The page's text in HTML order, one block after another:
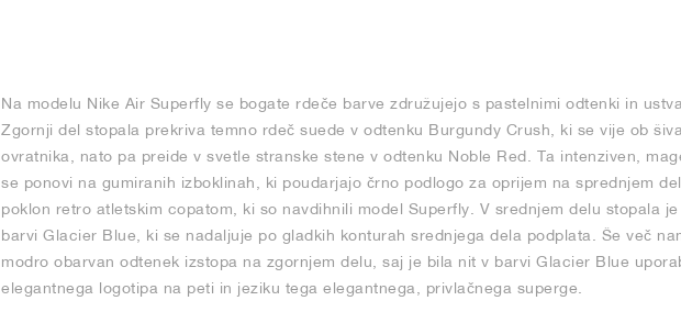
Na modelu Nike Air Superfly se bogate rdeče barve združujejo s pastelnimi odtenki in
Zgornji del stopala prekriva temno rdeč suede v odtenku Burgundy Crush, ki se vije ob
ovratnika, nato pa preide v svetle stranske stene v odtenku Noble Red. Ta intenziven,
se ponovi na gumiranih izboklinah, ki poudarjajo črno podlogo za oprijem na sprednjem
poklon retro atletskim copatom, ki so navdihnili model Superfly. V srednjem delu stopala
barvi Glacier Blue, ki se nadaljuje po gladkih konturah srednjega dela podplata. Še več
modro obarvan odtenek izstopa na zgornjem delu, saj je bila nit v barvi Glacier Blue
elegantnega logotipa na peti in jeziku tega elegantnega, privlačnega superge.